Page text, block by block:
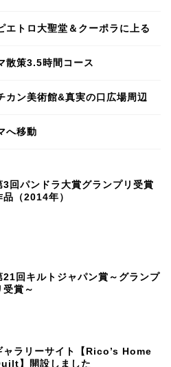
トロ大聖堂＆クーポラに上る
散策3.5時間コース
ン美術館&真実の口広場周辺
へ移動
3回パンドラ大賞グランプリ受賞
品（2014年）
21回キルトジャパン賞～グランプ
受賞～
ャラリーサイト【Rico’s Home
】開設しました